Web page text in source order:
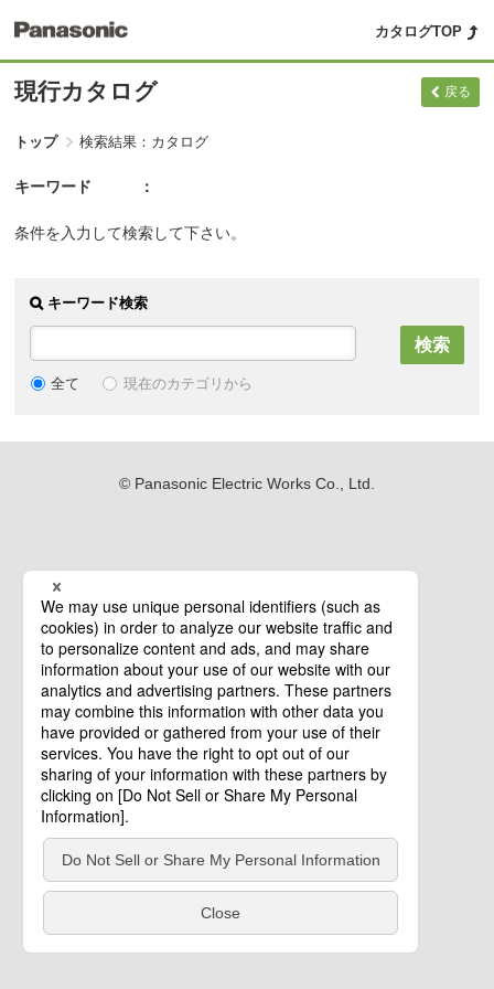
カタログTOP
現行カタログ 戻る
トップ 検索結果：カタログ
キーワード
条件を入力して検索して下さい。
キーワード検索
全て 現在のカテゴリから
© Panasonic Electric Works Co., Ltd.